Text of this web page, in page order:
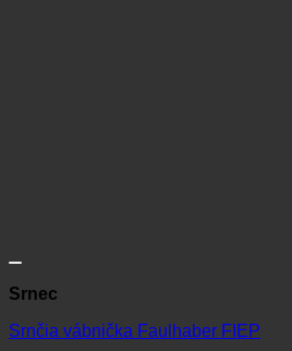
Srnec
Srnčia vábnička Faulhaber FIEP